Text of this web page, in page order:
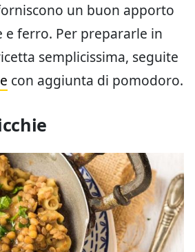
un buon apporto
ferro. Per prepararle in
semplicissima, seguite
con aggiunta di pomodoro.